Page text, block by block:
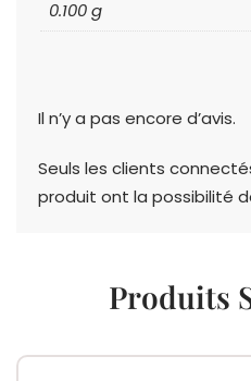
0.100 g
Il n’y a pas encore d’avis.
Seuls les clients
produit ont la possibilité
Produits